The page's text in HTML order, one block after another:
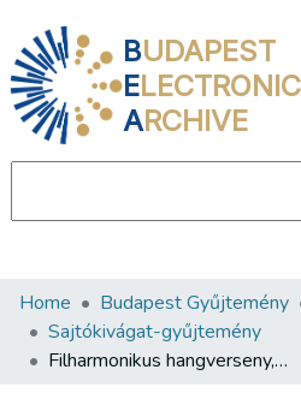
BUDAPEST
ELECTRONIC
ARCHIVE
Communities & Collections
All of DSpace
Home Budapest Gyűjtemény
Sajtókivágat-gyűjtemény
Filharmonikus hangverseny, külföldi vendégekkel